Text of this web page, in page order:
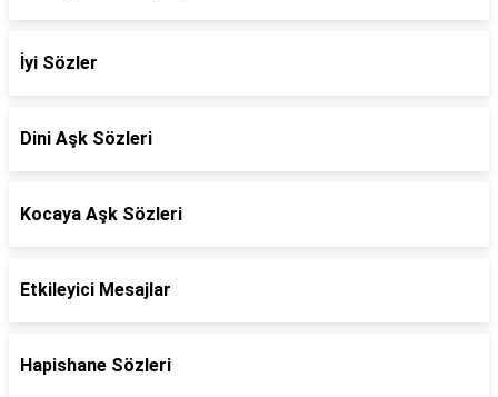
İyi Sözler
Dini Aşk Sözleri
Kocaya Aşk Sözleri
Etkileyici Mesajlar
Hapishane Sözleri